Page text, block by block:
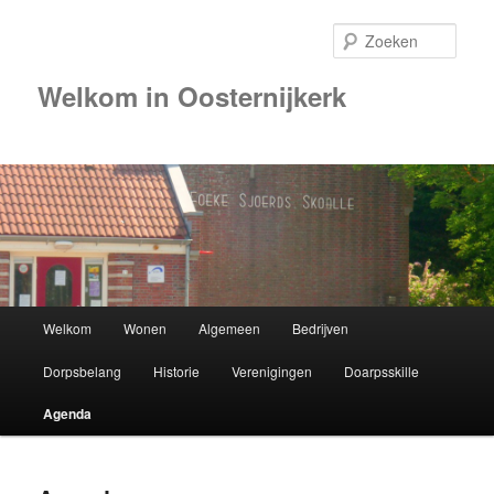
Welkom in Oosternijkerk
Spring
naar
de
Welkom Wonen Algemeen Bedrijven
Dorpsbelang Historie Verenigingen Doarpsskille
Agenda
01:00
02:00
03:00